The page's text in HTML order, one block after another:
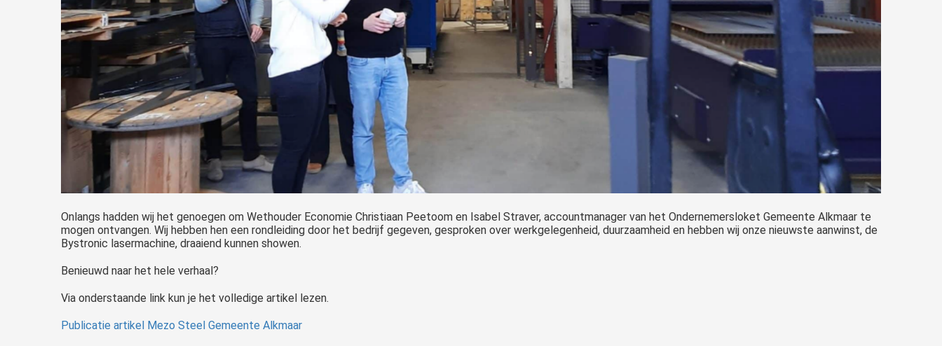
Onlangs hadden wij het genoegen om Wethouder Economie Christiaan Peetoom en Isabel Straver, accountmanager van het Ondernemersloket Gemeente Alkmaar te
mogen ontvangen. Wij hebben hen een rondleiding door het bedrijf gegeven, gesproken over werkgelegenheid, duurzaamheid en hebben wij onze nieuwste aanwinst, de
Bystronic lasermachine, draaiend kunnen showen.
Benieuwd naar het hele verhaal?
Via onderstaande link kun je het volledige artikel lezen.
Publicatie artikel Mezo Steel Gemeente Alkmaar